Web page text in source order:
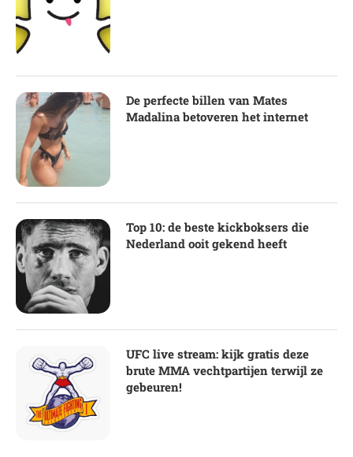
De perfecte billen van Mates
Madalina betoveren het internet
Top 10: de beste kickboksers die
Nederland ooit gekend heeft
UFC live stream: kijk gratis deze
brute MMA vechtpartijen terwijl ze
gebeuren!